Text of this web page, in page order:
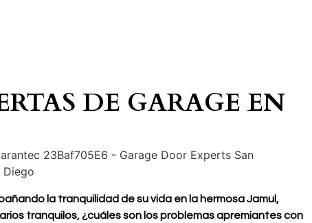
DE GARAGE EN
la tranquilidad de su vida en la hermosa Jamul,
tranquilos, ¿cuáles son los problemas apremiantes con